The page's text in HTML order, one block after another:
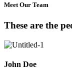
Meet Our Team
These are the
John Doe